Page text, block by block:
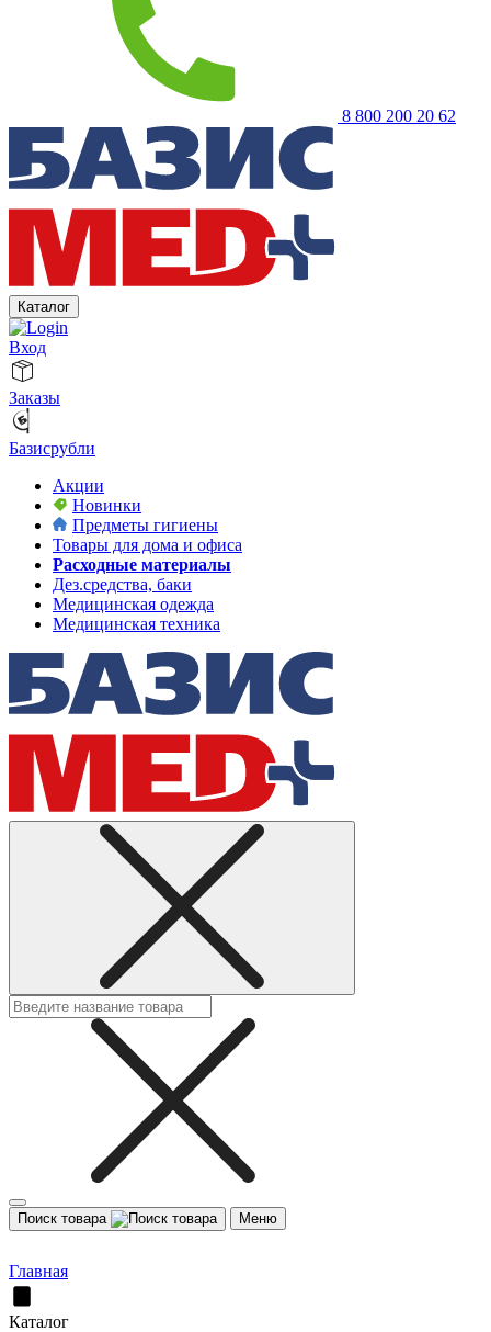
8 800 200 20 62
Каталог
Вход
Заказы
Базисрубли
Акции
Новинки
Предметы гигиены
Товары для дома и офиса
Расходные материалы
Дез.средства, баки
Медицинская одежда
Медицинская техника
Поиск товара Меню
Главная
Каталог